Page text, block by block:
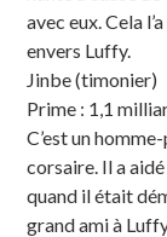
avec eux. Cela
envers Luffy.
Jinbe (timonier)
Prime : 1,1
C’est un
corsaire. Il a
quand il était
grand ami à